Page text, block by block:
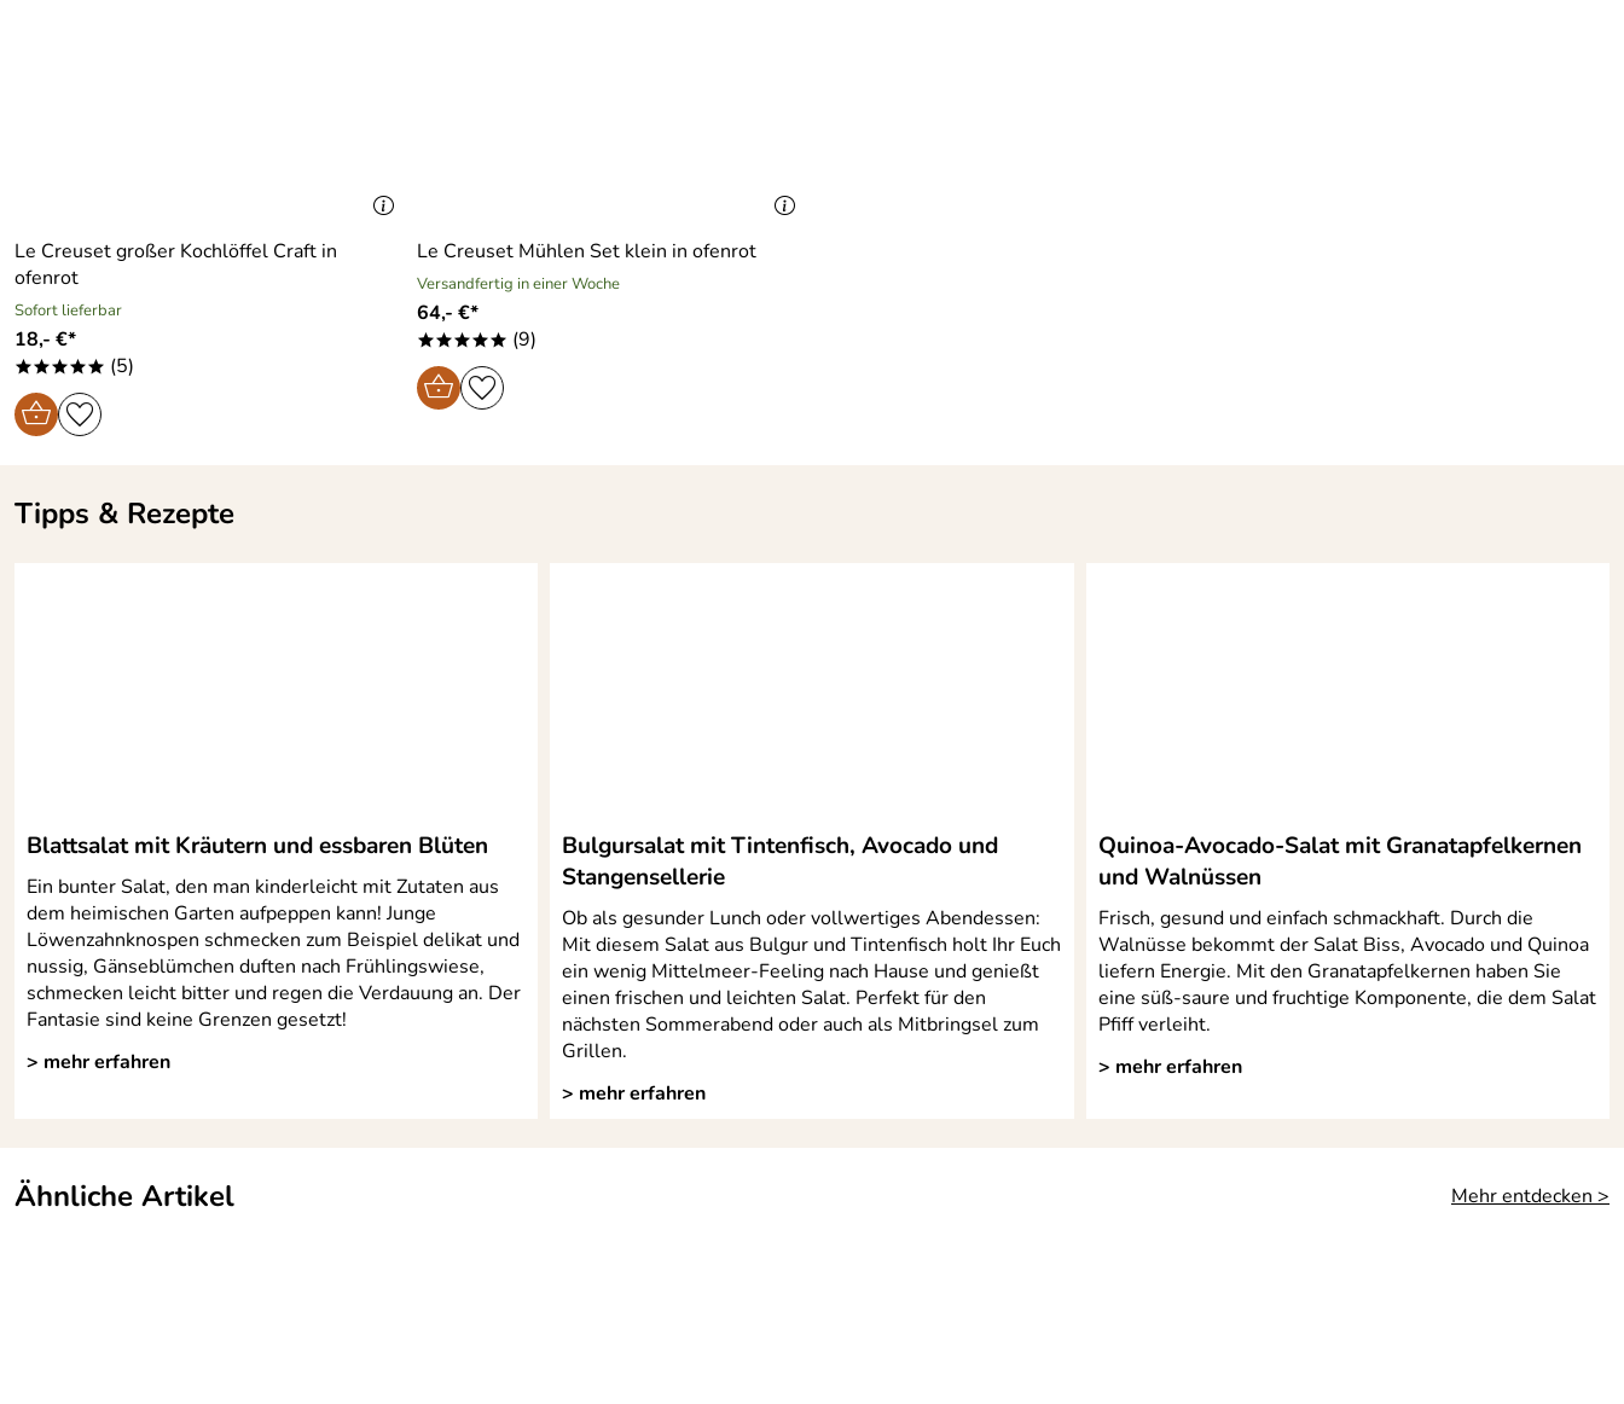
Le Creuset großer Kochlöffel Craft in
ofenrot
Sofort lieferbar
18,- €*
***** (5)
Le Creuset Mühlen Set klein in ofenrot
Versandfertig in einer Woche
64,- €*
***** (9)
Tipps & Rezepte
Blattsalat mit Kräutern und essbaren Blüten
Ein bunter Salat, den man kinderleicht mit Zutaten aus
dem heimischen Garten aufpeppen kann! Junge
Löwenzahnknospen schmecken zum Beispiel delikat und
nussig, Gänseblümchen duften nach Frühlingswiese,
schmecken leicht bitter und regen die Verdauung an. Der
Fantasie sind keine Grenzen gesetzt!
> mehr erfahren
Bulgursalat mit Tintenfisch, Avocado und
Stangensellerie
Ob als gesunder Lunch oder vollwertiges Abendessen:
Mit diesem Salat aus Bulgur und Tintenfisch holt Ihr Euch
ein wenig Mittelmeer-Feeling nach Hause und genießt
einen frischen und leichten Salat. Perfekt für den
nächsten Sommerabend oder auch als Mitbringsel zum
Grillen.
> mehr erfahren
Quinoa-Avocado-Salat mit Granatapfelkernen
und Walnüssen
Frisch, gesund und einfach schmackhaft. Durch die
Walnüsse bekommt der Salat Biss, Avocado und Quinoa
liefern Energie. Mit den Granatapfelkernen haben Sie
eine süß-saure und fruchtige Komponente, die dem Salat
Pfiff verleiht.
> mehr erfahren
Ähnliche Artikel Mehr entdecken >